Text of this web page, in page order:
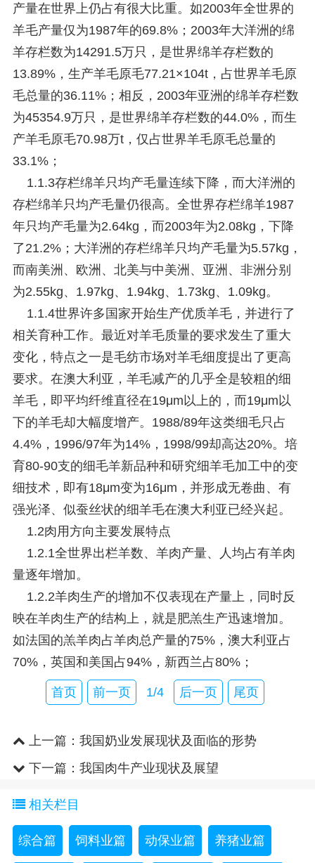
产量在世界上仍占有很大比重。如2003年全世界的
羊毛产量仅为1987年的69.8%；2003年大洋洲的绵
羊存栏数为14291.5万只，是世界绵羊存栏数的
13.89%，生产羊毛原毛77.21×104t，占世界羊毛原
毛总量的36.11%；相反，2003年亚洲的绵羊存栏数
为45354.9万只，是世界绵羊存栏数的44.0%，而生
产羊毛原毛70.98万t，仅占世界羊毛原毛总量的
33.1%；
1.1.3存栏绵羊只均产毛量连续下降，而大洋洲的
存栏绵羊只均产毛量仍很高。全世界存栏绵羊1987
年只均产毛量为2.64kg，而2003年为2.08kg，下降
了21.2%；大洋洲的存栏绵羊只均产毛量为5.57kg，
而南美洲、欧洲、北美与中美洲、亚洲、非洲分别
为2.55kg、1.97kg、1.94kg、1.73kg、1.09kg。
1.1.4世界许多国家开始生产优质羊毛，并进行了
相关育种工作。最近对羊毛质量的要求发生了重大
变化，特点之一是毛纺市场对羊毛细度提出了更高
要求。在澳大利亚，羊毛减产的几乎全是较粗的细
羊毛，即平均纤维直径在19μm以上的，而19μm以
下的羊毛却大幅度增产。1988/89年这类细毛只占
4.4%，1996/97年为14%，1998/99却高达20%。培
育80-90支的细毛羊新品种和研究细羊毛加工中的变
细技术，即有18μm变为16μm，并形成无卷曲、有
强光泽、似蚕丝状的细羊毛在澳大利亚已经兴起。
1.2肉用方向主要发展特点
1.2.1全世界出栏羊数、羊肉产量、人均占有羊肉
量逐年增加。
1.2.2羊肉生产的增加不仅表现在产量上，同时反
映在羊肉生产的结构上，就是肥羔生产迅速增加。
如法国的羔羊肉占羊肉总产量的75%，澳大利亚占
70%，英国和美国占94%，新西兰占80%；
首页 前一页 1/4 后一页 尾页
上一篇： 我国奶业发展现状及面临的形势
下一篇： 我国肉牛产业现状及展望
相关栏目
综合篇 饲料业篇 动保业篇 养猪业篇